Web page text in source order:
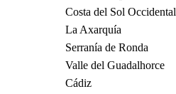
Costa del Sol Occidental
La Axarquía
Serranía de Ronda
Valle del Guadalhorce
Cádiz